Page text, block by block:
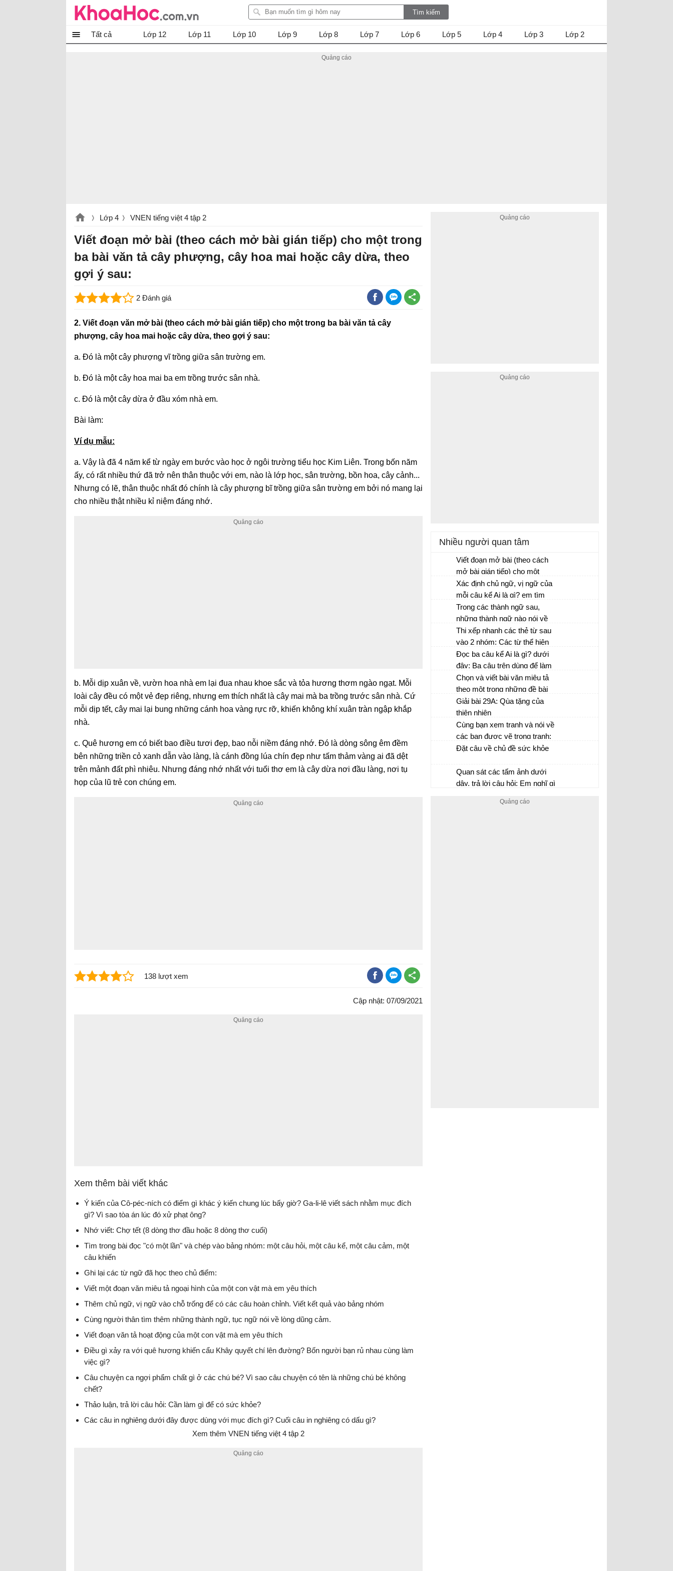
Tất cả Lớp 12 Lớp 11 Lớp 10 Lớp 9 Lớp 8 Lớp 7 Lớp 6 Lớp 5 Lớp 4 Lớp 3 Lớp 2
Lớp 4 VNEN tiếng việt 4 tập 2
Viết đoạn mở bài (theo cách mở bài gián tiếp) cho một trong
ba bài văn tả cây phượng, cây hoa mai hoặc cây dừa, theo
gợi ý sau:
2 Đánh giá
2. Viết đoạn văn mở bài (theo cách mở bài gián tiếp) cho một trong ba bài văn tả cây
phượng, cây hoa mai hoặc cây dừa, theo gợi ý sau:
a. Đó là một cây phượng vĩ trồng giữa sân trường em.
b. Đó là một cây hoa mai ba em trồng trước sân nhà.
c. Đó là một cây dừa ở đầu xóm nhà em.
Bài làm:
Ví dụ mẫu:
a. Vậy là đã 4 năm kể từ ngày em bước vào học ở ngôi trường tiểu học Kim Liên. Trong bốn năm
ấy, có rất nhiều thứ đã trở nên thân thuộc với em, nào là lớp học, sân trường, bồn hoa, cây cảnh...
Nhưng có lẽ, thân thuộc nhất đó chính là cây phượng bĩ trồng giữa sân trường em bởi nó mang lại
cho nhiều thật nhiều kỉ niệm đáng nhớ.
b. Mỗi dịp xuân về, vườn hoa nhà em lại đua nhau khoe sắc và tỏa hương thơm ngào ngạt. Mỗi
loài cây đều có một vẻ đẹp riêng, nhưng em thích nhất là cây mai mà ba trồng trước sân nhà. Cứ
mỗi dịp tết, cây mai lại bung những cánh hoa vàng rực rỡ, khiến không khí xuân tràn ngập khắp
nhà.
c. Quê hương em có biết bao điều tươi đẹp, bao nỗi niềm đáng nhớ. Đó là dòng sông êm đềm
bên những triền cỏ xanh dẫn vào làng, là cánh đồng lúa chín đẹp như tấm thảm vàng ai đã dệt
trên mảnh đất phì nhiêu. Nhưng đáng nhớ nhất với tuổi thơ em là cây dừa nơi đầu làng, nơi tụ
họp của lũ trẻ con chúng em.
138 lượt xem
Cập nhật: 07/09/2021
Xem thêm bài viết khác
Ý kiến của Cô-péc-ních có điểm gì khác ý kiến chung lúc bấy giờ? Ga-li-lê viết sách nhằm mục đích
gì? Vì sao tòa án lúc đó xử phạt ông?
Nhớ viết: Chợ tết (8 dòng thơ đầu hoặc 8 dòng thơ cuối)
Tìm trong bài đọc "có một lần" và chép vào bảng nhóm: một câu hỏi, một câu kể, một câu cảm, một
câu khiến
Ghi lại các từ ngữ đã học theo chủ điểm:
Viết một đoạn văn miêu tả ngoại hình của một con vật mà em yêu thích
Thêm chủ ngữ, vị ngữ vào chỗ trống để có các câu hoàn chỉnh. Viết kết quả vào bảng nhóm
Cùng người thân tìm thêm những thành ngữ, tục ngữ nói về lòng dũng cảm.
Viết đoạn văn tả hoạt động của một con vật mà em yêu thích
Điều gì xảy ra với quê hương khiến cẩu Khây quyết chí lên đường? Bốn người bạn rủ nhau cùng làm
việc gì?
Câu chuyện ca ngợi phẩm chất gì ở các chú bé? Vì sao câu chuyện có tên là những chú bé không
chết?
Thảo luận, trả lời câu hỏi: Cần làm gì để có sức khỏe?
Các câu in nghiêng dưới đây được dùng với mục đích gì? Cuối câu in nghiêng có dấu gì?
Xem thêm VNEN tiếng việt 4 tập 2
Nhiều người quan tâm
Viết đoạn mở bài (theo cách
mở bài gián tiếp) cho một
trong ba bài văn tả cây
phượng, cây hoa mai hoặc
cây dừa, theo gợi ý sau:
Xác định chủ ngữ, vị ngữ của
mỗi câu kể Ai là gì? em tìm
được ở hoạt động 1. Ghi kết
quả vào bảng nhóm.
Trong các thành ngữ sau,
những thành ngữ nào nói về
lòng dũng cảm?
Thi xếp nhanh các thẻ từ sau
vào 2 nhóm: Các từ thể hiện
phẩm chất, vẻ đẹp của tâm
hồn và các từ miêu tả mức độ
cao của cái đẹp.
Đọc ba câu kể Ai là gì? dưới
đây: Ba câu trên dùng để làm
gì?
Chọn và viết bài văn miêu tả
theo một trong những đề bài
dưới đây: tả cây bóng mát, tả
cây ăn quả, tả một cây hoa
Giải bài 29A: Qùa tặng của
thiên nhiên
Cùng bạn xem tranh và nói về
các bạn được vẽ trong tranh:
Đặt câu về chủ đề sức khỏe
Quan sát các tấm ảnh dưới
dây, trả lời câu hỏi: Em nghĩ gì
trên? Nói 3-4 câu về hình ảnh